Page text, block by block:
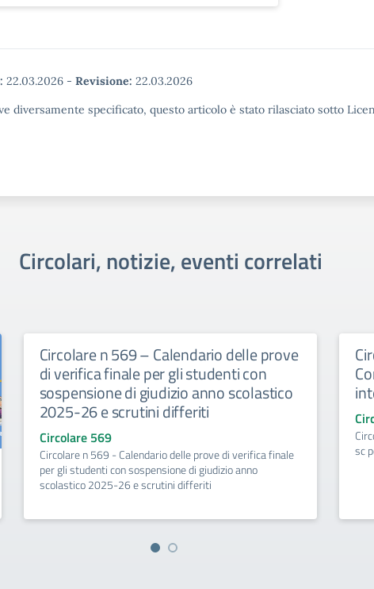
22.03.2026 - Revisione: 22.03.2026
diversamente specificato, questo articolo è stato rilasciato sotto
Circolari, notizie, eventi correlati
Circolare n 569 – Calendario delle prove
di verifica finale per gli studenti con
sospensione di giudizio anno scolastico
2025-26 e scrutini differiti
Circolare 569
Circolare n 569 - Calendario delle prove di verifica finale
per gli studenti con sospensione di giudizio anno
scolastico 2025-26 e scrutini differiti
sc